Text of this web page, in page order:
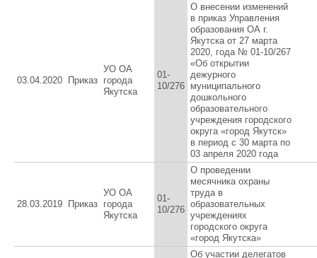
03.04.2020 Приказ
УО ОА
города
Якутска
01-
10/276
О внесении изменений
в приказ Управления
образования ОА г.
Якутска от 27 марта
2020, года № 01-10/267
«Об открытии
дежурного
муниципального
дошкольного
образовательного
учреждения городского
округа «город Якутск»
в период с 30 марта по
03 апреля 2020 года
28.03.2019 Приказ
УО ОА
города
Якутска
01-
10/276
О проведении
месячника охраны
труда в
образовательных
учреждениях
городского округа
«город Якутска»
Об участии делегатов